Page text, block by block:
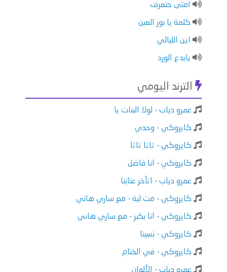
امتى حتعرف
كلمة يا نور العين
اين الليالي
يابدع الورد
الترند اليومي
عمرو دياب - لولا البنات يا
كايروكي - وحدي
كايروكي - تاتا تاتا
كايروكي - انا فاضل
عمرو دياب - اتأخر عتابنا
كايروكي - مت لية - مع ساري هاني
كايروكي - انا بكبر - مع ساري هاني
كايروكي - نسينا
كايروكي - في الختام
عمرو دياب - الألوان